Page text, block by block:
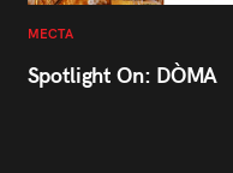
МЕСТА
Spotlight On: DÒMA